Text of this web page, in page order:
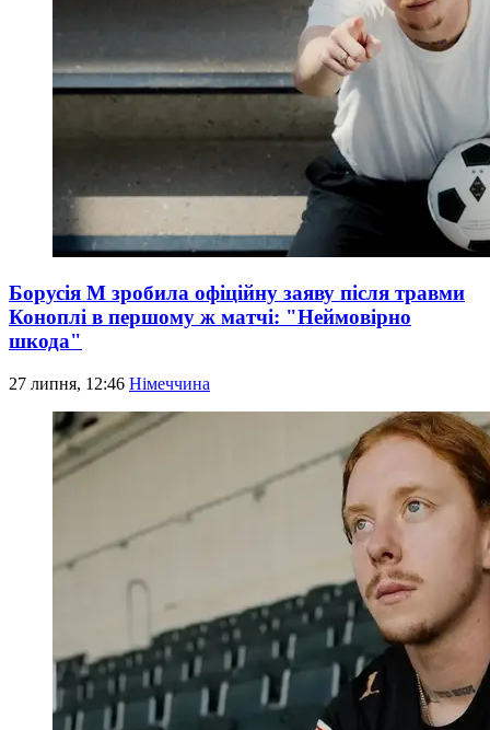
Борусія М зробила офіційну заяву після травми
Коноплі в першому ж матчі: "Неймовірно
шкода"
27 липня, 12:46 Німеччина